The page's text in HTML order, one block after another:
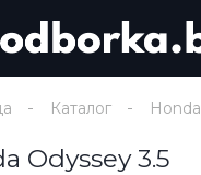
Каталог Honda
Odyssey 3.5